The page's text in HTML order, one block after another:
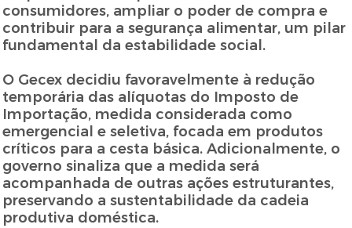
consumidores, ampliar o poder de compra e
contribuir para a segurança alimentar, um pilar
fundamental da estabilidade social.
O Gecex decidiu favoravelmente à redução
temporária das alíquotas do Imposto de
Importação, medida considerada como
emergencial e seletiva, focada em produtos
críticos para a cesta básica. Adicionalmente, o
governo sinaliza que a medida será
acompanhada de outras ações estruturantes,
preservando a sustentabilidade da cadeia
produtiva doméstica.